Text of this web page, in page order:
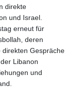
direkte
und Israel.
erneut für
deren
direkten Gespräche
Libanon
und